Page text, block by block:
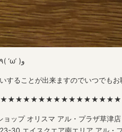
このように！綺麗に！なりました！٩( ‘ω’ )و
することが出来ますのでいつでもお
ップ オリスマ アル・プラザ草津店
30 エイスクエア南エリア アル・